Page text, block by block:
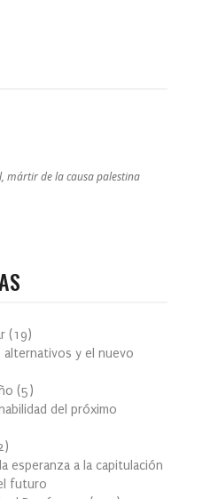
mártir de la causa palestina
(19)
alternativos y el nuevo
(5)
del próximo
)
esperanza a la capitulación
futuro